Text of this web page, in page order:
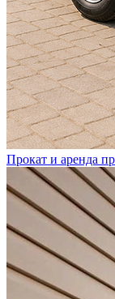
Прокат и аренда